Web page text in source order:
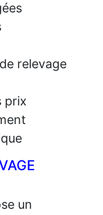
relevage
prix
un